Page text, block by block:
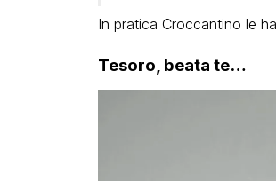
In pratica Croccantino le
Tesoro, beata te…